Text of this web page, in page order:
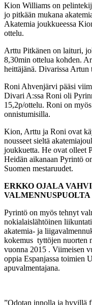
Kion Williams on
jo pitkään mukana
Akatemia joukkueessa
ottelu.
Arttu Pitkänen on laituri,
8,30min ottelua kohden.
heittäjänä. Divarissa
Roni Ahvenjärvi pääsi
Divari A:ssa Roni oli
15,2p/ottelu. Roni on
onnistumisilla.
Kion, Arttu ja Roni ovat
nousseet sieltä
joukkuetta. He ovat olleet
Heidän aikanaan Pyrintö
Suomen mestaruudet.
ERKKO OJALA
VALMENNUSPUOLTA
Pyrintö on myös tehnyt
nokialaislähtöinen
akatemia- ja
kokemus tyttöjen nuorten
vuonna 2015 . Viimeisen
oppia Espanjassa toimien
apuvalmentajana.
”Odotan innolla ja hyvillä